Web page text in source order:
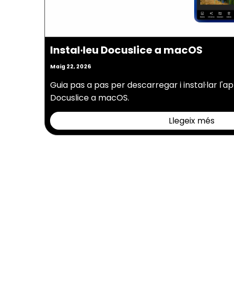
Instal·leu Docuslice a macOS
Maig 22, 2026
Guia pas a pas per descarregar i instal·lar
Docuslice a macOS.
Llegeix més